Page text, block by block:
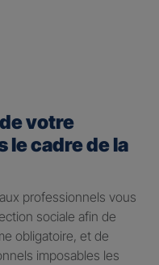
votre
le cadre de la
professionnels vous
sociale afin de
obligatoire, et de
imposables les